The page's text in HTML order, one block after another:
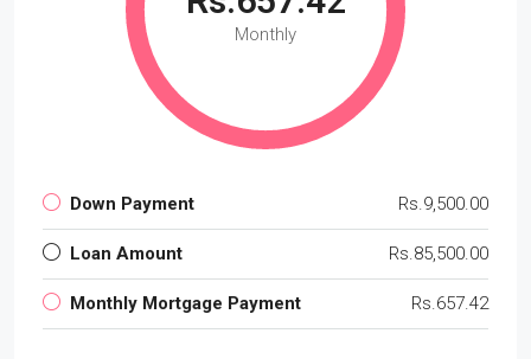
Monthly
Down Payment Rs.9,500.00
Loan Amount Rs.85,500.00
Monthly Mortgage Payment Rs.657.42